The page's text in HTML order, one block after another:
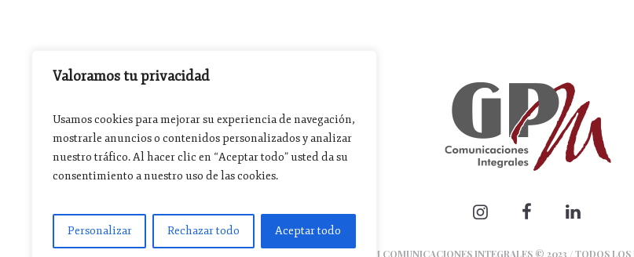
Valoramos tu privacidad
Usamos cookies para mejorar su experiencia de navegación,
mostrarle anuncios o contenidos personalizados y analizar
nuestro tráfico. Al hacer clic en “Aceptar todo” usted da su
consentimiento a nuestro uso de las cookies.
Personalizar Rechazar todo Aceptar todo
J293879361 GPM COMUNICACIONES INTEGRALES © 2023 / TODOS LOS